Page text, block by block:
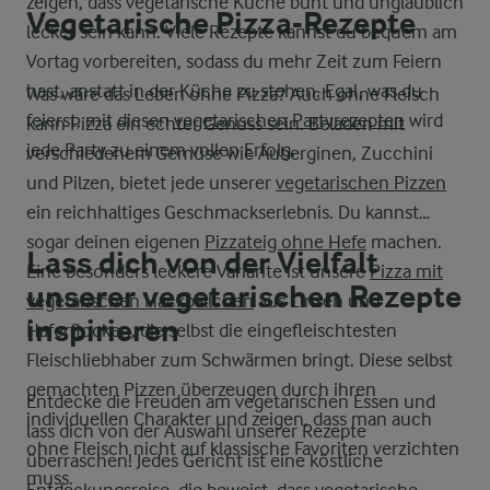
lecker sein kann. Viele Rezepte kannst du bequem am
Vortag vorbereiten, sodass du mehr Zeit zum Feiern
hast, anstatt in der Küche zu stehen. Egal, was du
feierst, mit diesenvegetarischen Partyrezepten wird
jede Party zu einem vollen Erfolg.
Vegetarische Pizza-Rezepte
Was wäre das Leben ohne Pizza? Auch ohne Fleisch
kann Pizza ein echter Genuss sein. Beladen mit
verschiedenem Gemüse wie Auberginen, Zucchini
und Pilzen, bietet jede unserer vegetarischen Pizzen
ein reichhaltiges Geschmackserlebnis. Du kannst
sogar deinen eigenen Pizzateig ohne Hefe machen.
Eine besonders leckere Variante ist unserePizza mit
vegetarischen Hackbällchen aus Linsen und
Haferflocken, die selbst die eingefleischtesten
Fleischliebhaber zum Schwärmen bringt. Diese selbst
gemachten Pizzen überzeugen durch ihren
individuellen Charakter und zeigen, dass man auch
ohne Fleisch nicht auf klassische Favoriten verzichten
muss.
Lass dich von der Vielfalt
unserer vegetarischen Rezepte
inspirieren
Entdecke die Freuden am vegetarischen Essen und
lass dich von der Auswahl unserer Rezepte
überraschen! Jedes Gericht ist eine köstliche